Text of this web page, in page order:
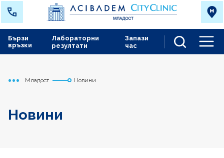
Лабораторни
резултати
Запази
час
Бързи
връзки
Начало
Младост Новини
Новини